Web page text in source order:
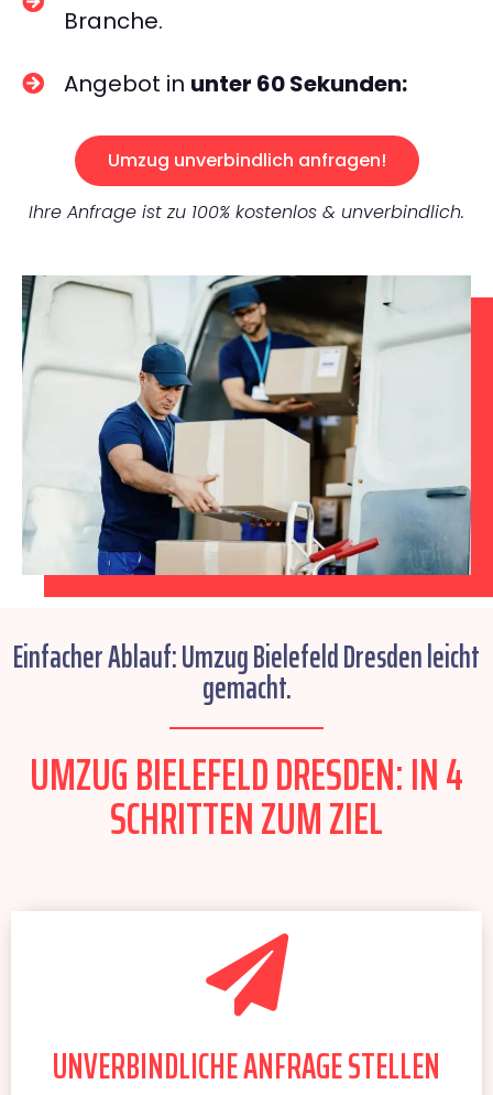
Branche.
Angebot in unter 60 Sekunden:
Umzug unverbindlich anfragen!
Ihre Anfrage ist zu 100% kostenlos & unverbindlich.
Einfacher Ablauf: Umzug Bielefeld Dresden leicht
gemacht.
UMZUG BIELEFELD DRESDEN: IN 4
SCHRITTEN ZUM ZIEL
UNVERBINDLICHE ANFRAGE STELLEN